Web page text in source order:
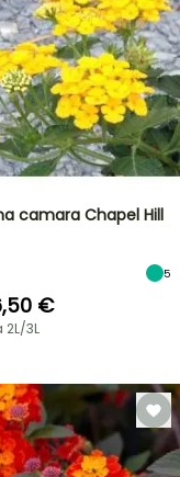
camara Chapel Hill
5
€
3L